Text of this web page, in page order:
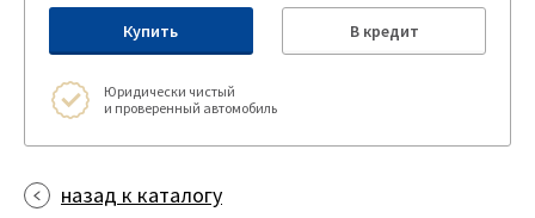
Купить В кредит
Юридически чистый
и проверенный автомобиль
назад к каталогу